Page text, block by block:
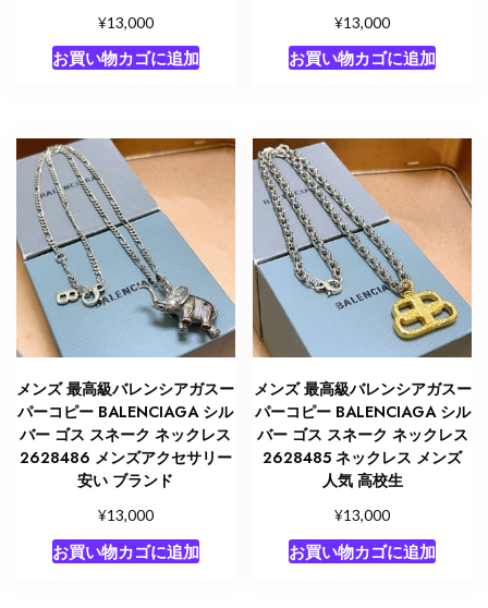
¥13,000
お買い物カゴに追加
¥13,000
お買い物カゴに追加
メンズ 最高級バレンシアガスー
パーコピー BALENCIAGA シル
バー ゴス スネーク ネックレス
2628486 メンズアクセサリー
安い ブランド
¥13,000
お買い物カゴに追加
メンズ 最高級バレンシアガスー
パーコピー BALENCIAGA シル
バー ゴス スネーク ネックレス
2628485 ネックレス メンズ
人気 高校生
¥13,000
お買い物カゴに追加